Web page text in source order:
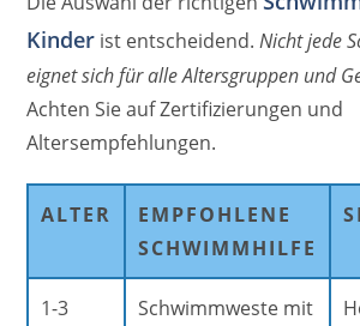
Kinder ist entscheidend.Nicht jede
eignet sich für alle Altersgruppen und
Achten Sie auf Zertifizierungen und
Altersempfehlungen.
ALTER
EMPFOHLENE
SCHWIMMHILFE
1-3
Schwimmweste mit